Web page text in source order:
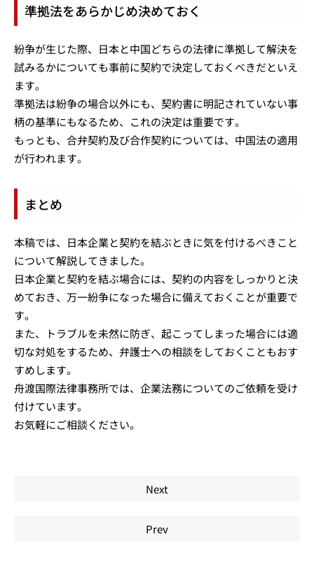
準拠法をあらかじめ決めておく
紛争が生じた際、日本と中国どちらの法律に準拠して解決を
試みるかについても事前に契約で決定しておくべきだといえ
ます。
準拠法は紛争の場合以外にも、契約書に明記されていない事
柄の基準にもなるため、これの決定は重要です。
もっとも、合弁契約及び合作契約については、中国法の適用
が行われます。
まとめ
本稿では、日本企業と契約を結ぶときに気を付けるべきこと
について解説してきました。
日本企業と契約を結ぶ場合には、契約の内容をしっかりと決
めておき、万一紛争になった場合に備えておくことが重要で
す。
また、トラブルを未然に防ぎ、起こってしまった場合には適
切な対処をするため、弁護士への相談をしておくこともおす
すめします。
舟渡国際法律事務所では、企業法務についてのご依頼を受け
付けています。
お気軽にご相談ください。
Prev
Next